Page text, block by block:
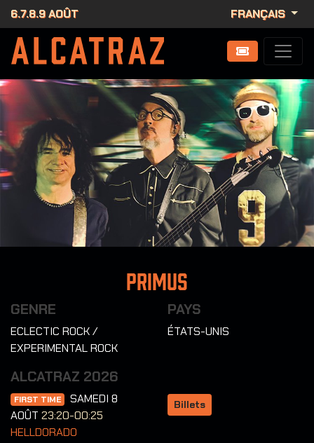
6.7.8.9 AOÛT FRANÇAIS
Primus
GENRE
ECLECTIC ROCK /
EXPERIMENTAL ROCK
PAYS
ÉTATS-UNIS
ALCATRAZ 2026
FIRST TIME
SAMEDI 8
AOÛT 23:20-00:25
HELLDORADO
Billets